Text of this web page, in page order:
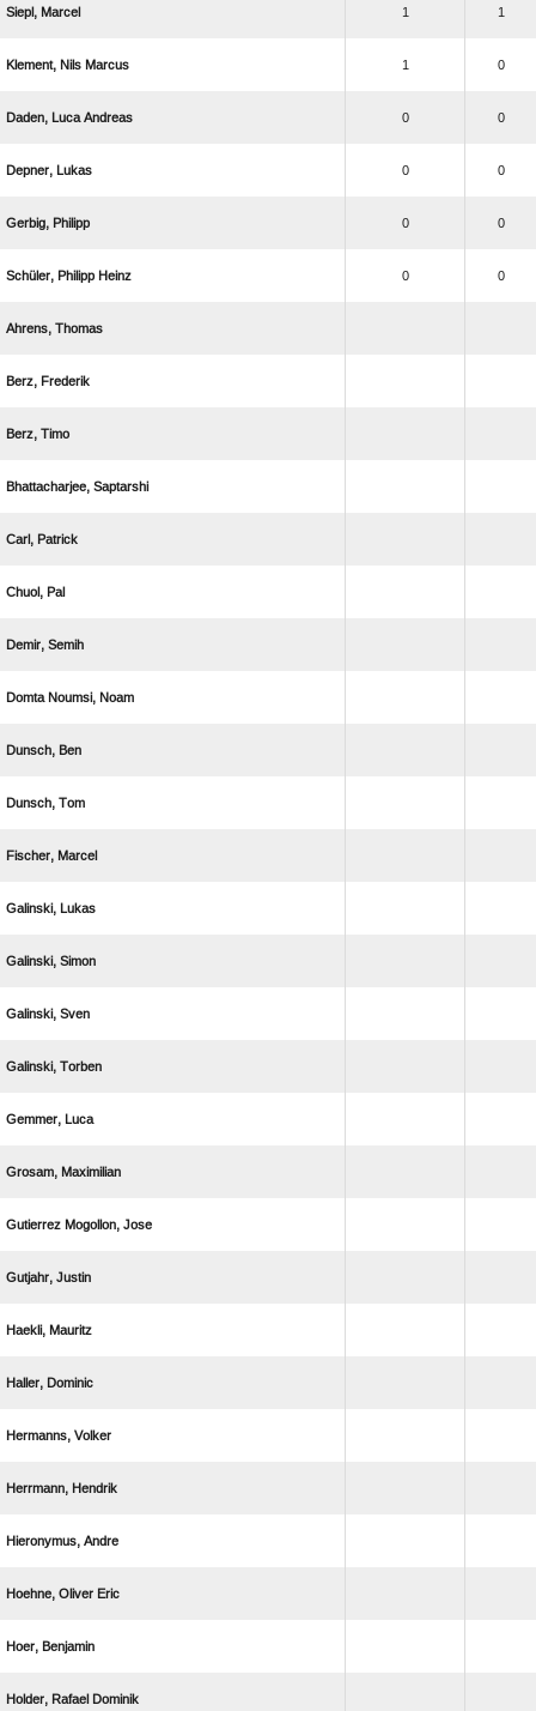
  1 1
   1 0
   0 0
  0 0
  0 0
   0 0
 
 
 
 
 
 
 
  
 
 
 
 
 
 
 
 
 
  
 
 
 
 
 
 
  
 
  